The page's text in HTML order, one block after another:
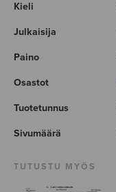
Kieli
Julkaisija
Paino
Osastot
Tuotetunnus
Sivumäärä
TUTUSTU MYÖS